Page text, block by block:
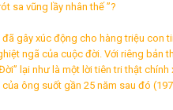
sa vũng lầy nhân thế ”?
gây xúc động cho hàng triệu con
ngã của cuộc đời. Với riêng bản
lại như là một lời tiên tri thật chính
ông suốt gần 25 năm sau đó